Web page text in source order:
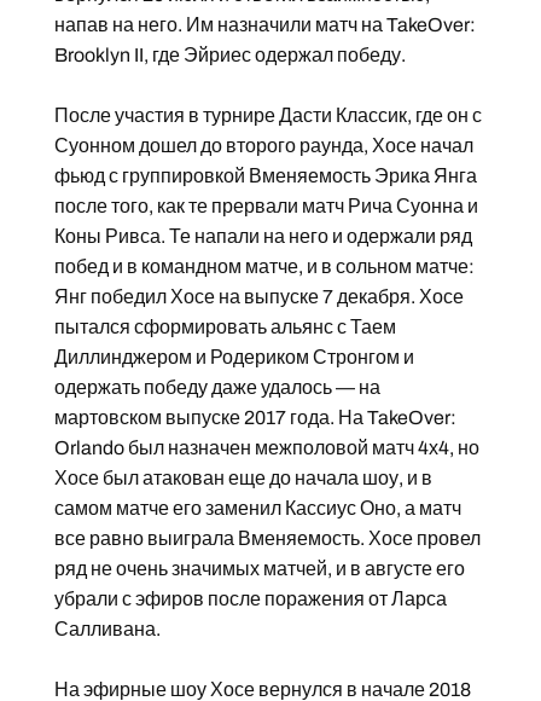
напав на него. Им назначили матч на TakeOver:
Brooklyn II, где Эйриес одержал победу.
После участия в турнире Дасти Классик, где он с
Суонном дошел до второго раунда, Хосе начал
фьюд с группировкой Вменяемость Эрика Янга
после того, как те прервали матч Рича Суонна и
Коны Ривса. Те напали на него и одержали ряд
побед и в командном матче, и в сольном матче:
Янг победил Хосе на выпуске 7 декабря. Хосе
пытался сформировать альянс с Таем
Диллинджером и Родериком Стронгом и
одержать победу даже удалось — на
мартовском выпуске 2017 года. На TakeOver:
Orlando был назначен межполовой матч 4х4, но
Хосе был атакован еще до начала шоу, и в
самом матче его заменил Кассиус Оно, а матч
все равно выиграла Вменяемость. Хосе провел
ряд не очень значимых матчей, и в августе его
убрали с эфиров после поражения от Ларса
Салливана.
На эфирные шоу Хосе вернулся в начале 2018